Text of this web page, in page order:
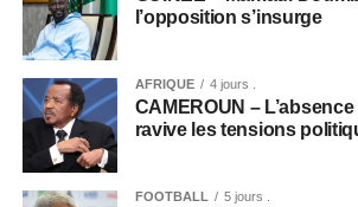
l’opposition s’insurge
AFRIQUE 4 jours .
CAMEROUN –
ravive les tensions
FOOTBALL 5 jours .